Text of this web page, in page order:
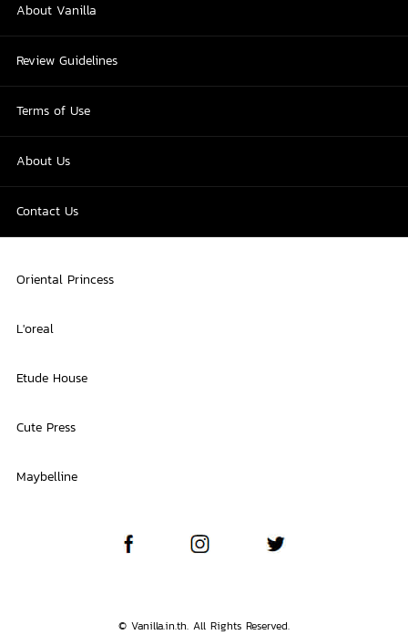
About Vanilla
Review Guidelines
Terms of Use
About Us
Contact Us
Oriental Princess
L'oreal
Etude House
Cute Press
Maybelline
© Vanilla.in.th. All Rights Reserved.